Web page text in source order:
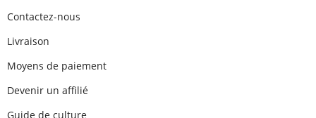
Contactez-nous
Livraison
Moyens de paiement
Devenir un affilié
Guide de culture